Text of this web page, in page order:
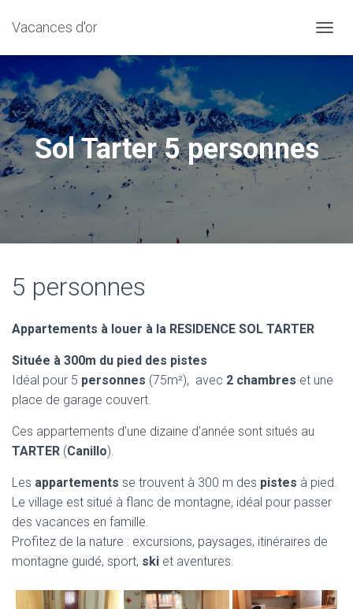
Vacances d'or
É
E
R
A
N
V
Sol Tarter 5 personnes
5 personnes
Appartements à louer à la RESIDENCE SOL TARTER
Située à 300m du pied des pistes
Idéal pour 5 personnes (75m²), avec 2 chambres et une
place de garage couvert.
Ces appartements d’une dizaine d’année sont situés au
TARTER (Canillo).
Les appartements se trouvent à 300 m des pistes à pied.
Le village est situé à flanc de montagne, idéal pour passer
des vacances en famille.
Profitez de la nature : excursions, paysages, itinéraires de
montagne guidé, sport, ski et aventures.